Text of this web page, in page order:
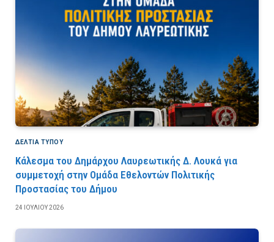
ΔΕΛΤΙΑ ΤΥΠΟΥ
Κάλεσμα του Δημάρχου Λαυρεωτικής Δ. Λουκά για
συμμετοχή στην Ομάδα Εθελοντών Πολιτικής
Προστασίας του Δήμου
24 ΙΟΥΛΊΟΥ 2026